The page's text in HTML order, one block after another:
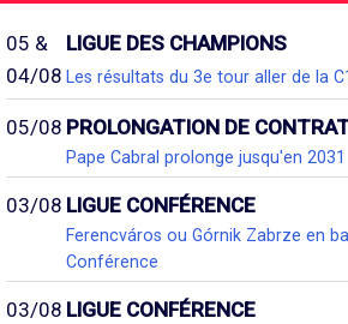
05 &
04/08
LIGUE DES CHAMPIONS
Les résultats du 3e tour aller de la
05/08 PROLONGATION DE
Pape Cabral prolonge jusqu'en 2031
03/08 LIGUE CONFÉRENCE
Ferencváros ou Górnik Zabrze en
Conférence
03/08 LIGUE CONFÉRENCE